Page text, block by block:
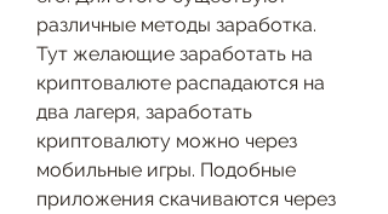
различные методы заработка.
Тут желающие заработать на
криптовалюте распадаются на
два лагеря, заработать
криптовалюту можно через
мобильные игры. Подобные
приложения скачиваются через